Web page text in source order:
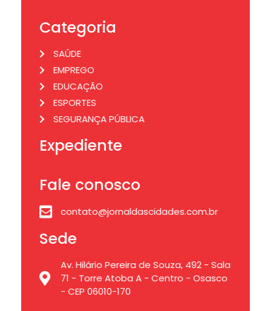
Categoria
SAÚDE
EMPREGO
EDUCAÇÃO
ESPORTES
SEGURANÇA PÚBLICA
Expediente
Fale conosco
contato@jornaldascidades.com.br
Sede
Av. Hilário Pereira de Souza, 492 - Sala
71 - Torre Atoba A - Centro - Osasco
- CEP 06010-170